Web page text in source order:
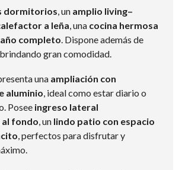
dormitorios , un amplio living–
a leña , una cocina hermosa
completo . Dispone además de
, brindando gran comodidad.
una ampliación con
aluminio , ideal como estar diario o
Posee ingreso lateral
fondo , un lindo patio con espacio
, perfectos para disfrutar y